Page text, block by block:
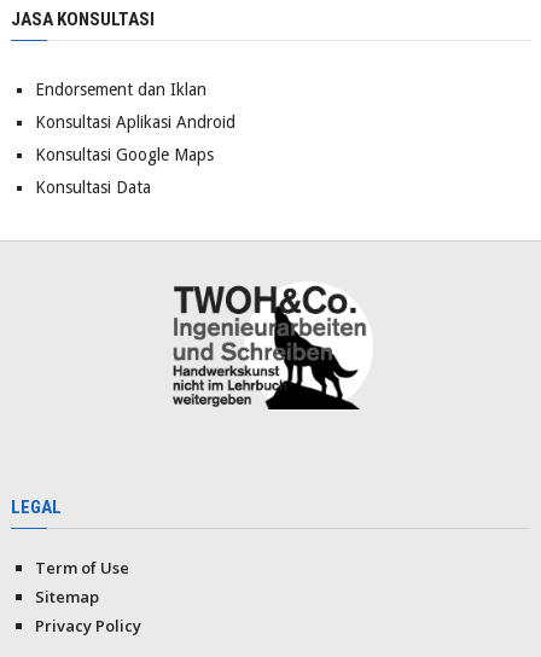
JASA KONSULTASI
Endorsement dan Iklan
Konsultasi Aplikasi Android
Konsultasi Google Maps
Konsultasi Data
LEGAL
Term of Use
Sitemap
Privacy Policy